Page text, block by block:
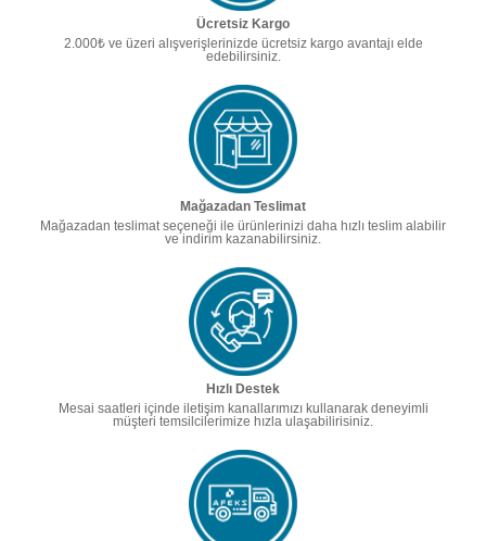
Ücretsiz Kargo
2.000₺ ve üzeri alışverişlerinizde ücretsiz kargo avantajı elde
edebilirsiniz.
Mağazadan Teslimat
Mağazadan teslimat seçeneği ile ürünlerinizi daha hızlı teslim alabilir
ve indirim kazanabilirsiniz.
Hızlı Destek
Mesai saatleri içinde iletişim kanallarımızı kullanarak deneyimli
müşteri temsilcilerimize hızla ulaşabilirisiniz.